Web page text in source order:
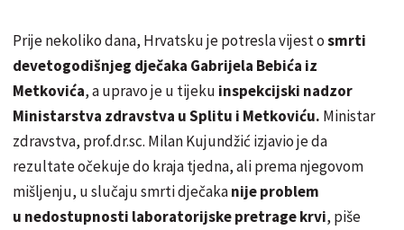
Prije nekoliko dana, Hrvatsku je potresla vijest osmrti
devetogodišnjeg dječaka Gabrijela Bebića iz
Metkovića, a upravo je u tijeku inspekcijski nadzor
Ministarstva zdravstva u Splitu i Metkoviću. Ministar
zdravstva, prof.dr.sc. Milan Kujundžić izjavio je da
rezultate očekuje do kraja tjedna, ali prema njegovom
mišljenju, u slučaju smrti dječakanije problem
u nedostupnosti laboratorijske pretrage krvi, piše